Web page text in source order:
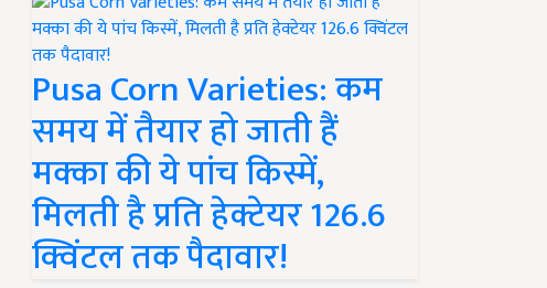
Pusa Corn Varieties: कम
समय में तैयार हो जाती हैं
मक्का की ये पांच किस्में,
मिलती है प्रति हेक्टेयर 126.6
क्विंटल तक पैदावार!